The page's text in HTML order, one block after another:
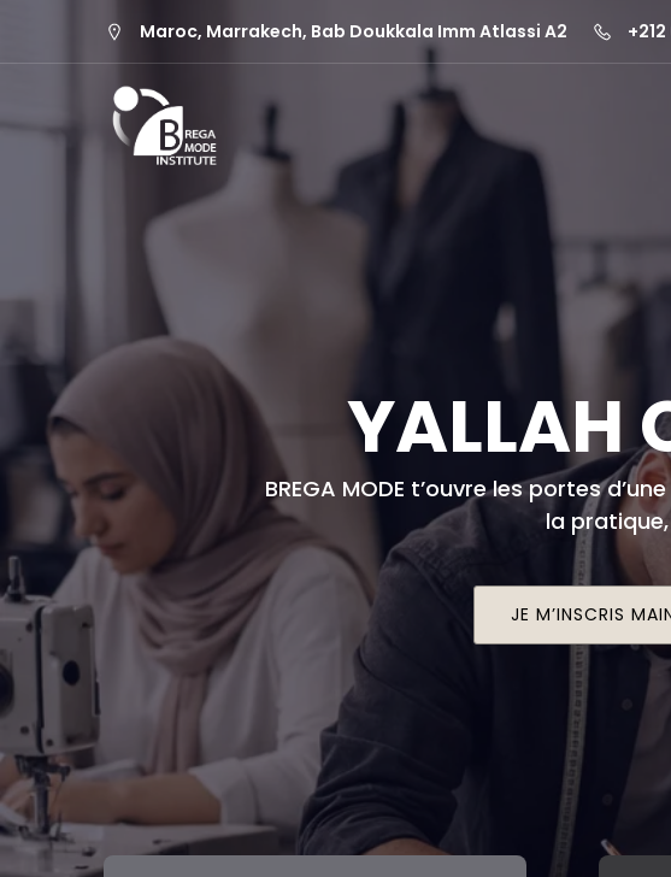
Maroc, Marrakech, Bab Doukkala Imm Atlassi A2
YALLAH
BREGA MODE t’ouvre les portes
la
JE M’INSCRIS